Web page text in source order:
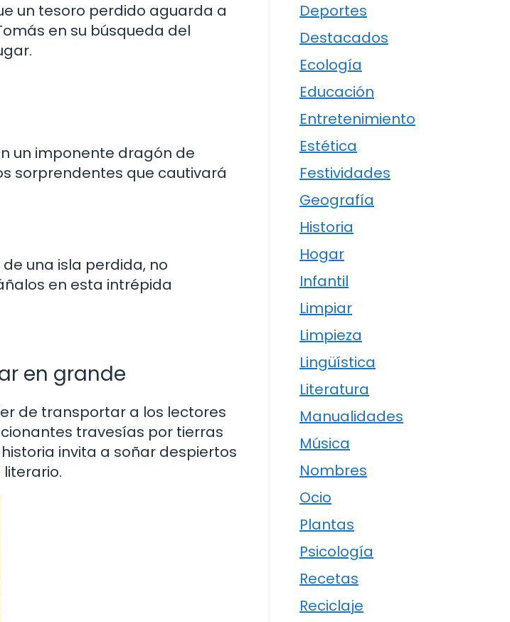
un tesoro perdido aguarda a
en su búsqueda del
un imponente dragón de
sorprendentes que cautivará
una isla perdida, no
en esta intrépida
en grande
de transportar a los lectores
travesías por tierras
invita a soñar despiertos
Deportes
Destacados
Ecología
Educación
Entretenimiento
Estética
Festividades
Geografía
Historia
Hogar
Infantil
Limpiar
Limpieza
Lingüística
Literatura
Manualidades
Música
Nombres
Ocio
Plantas
Psicología
Recetas
Reciclaje